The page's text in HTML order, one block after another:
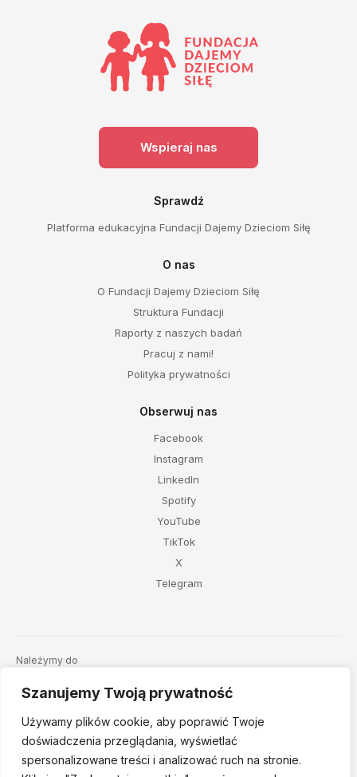
Szanujemy Twoją prywatność
Używamy plików cookie, aby poprawić Twoje
doświadczenia przeglądania, wyświetlać
spersonalizowane treści i analizować ruch na stronie.
Wspieraj nas
Sprawdź
Platforma edukacyjna Fundacji Dajemy Dzieciom Siłę
O nas
O Fundacji Dajemy Dzieciom Siłę
Struktura Fundacji
Raporty z naszych badań
Pracuj z nami!
Polityka prywatności
Obserwuj nas
Facebook
Instagram
LinkedIn
Spotify
YouTube
TikTok
X
Telegram
Należymy do